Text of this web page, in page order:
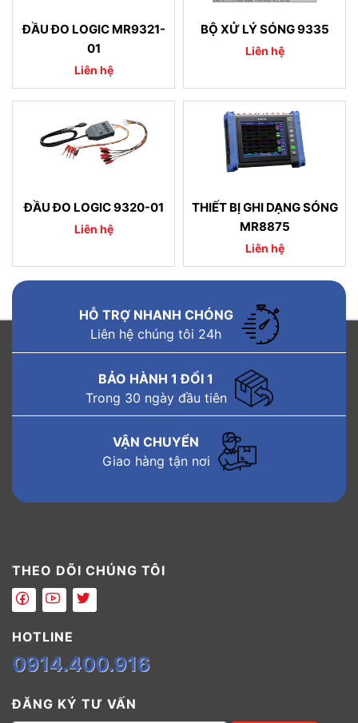
ĐẦU ĐO LOGIC MR9321-
01
Liên hệ
BỘ XỬ LÝ SÓNG 9335
Liên hệ
ĐẦU ĐO LOGIC 9320-01
Liên hệ
THIẾT BỊ GHI DẠNG SÓNG
MR8875
Liên hệ
HỖ TRỢ NHANH CHÓNG
Liên hệ chúng tôi 24h
BẢO HÀNH 1 ĐỔI 1
Trong 30 ngày đầu tiên
VẬN CHUYỂN
Giao hàng tận nơi
THEO DÕI CHÚNG TÔI
HOTLINE
0914.400.916
ĐĂNG KÝ TƯ VẤN